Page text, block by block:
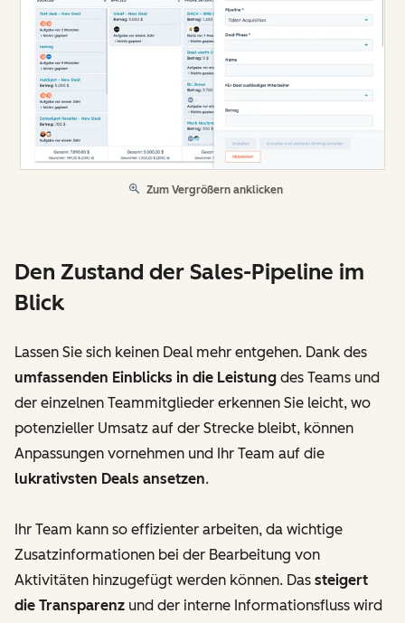
Zum Vergrößern anklicken
Den Zustand der Sales-Pipeline im
Blick
Lassen Sie sich keinen Deal mehr entgehen. Dank des
umfassenden Einblicks in die Leistung des Teams und
der einzelnen Teammitglieder erkennen Sie leicht, wo
potenzieller Umsatz auf der Strecke bleibt, können
Anpassungen vornehmen und Ihr Team auf die
lukrativsten Deals ansetzen.
Ihr Team kann so effizienter arbeiten, da wichtige
Zusatzinformationen bei der Bearbeitung von
Aktivitäten hinzugefügt werden können. Das steigert
die Transparenz und der interne Informationsfluss wird